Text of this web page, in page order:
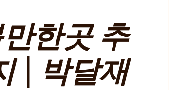
한곳 추
| 박달재